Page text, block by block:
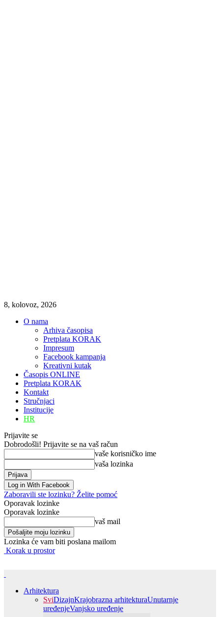
8, kolovoz, 2026
O nama
Arhiva časopisa
Pretplata KORAK
Impresum
Facebook kampanja
Kreativni kutak
Časopis ONLINE
Pretplata KORAK
Kontakt
Stručnjaci
Institucije
HR
Prijavite se
Dobrodošli! Prijavite se na vaš račun
vaše korisničko ime
vaša lozinka
Log in With Facebook
Zaboravili ste lozinku? Želite pomoć
Oporavak lozinke
Oporavak lozinke
vaš mail
Lozinka će vam biti poslana mailom
Korak u prostor
Arhitektura
SviDizajnKrajobrazna arhitekturaUnutarnje
uređenjeVanjsko uređenje